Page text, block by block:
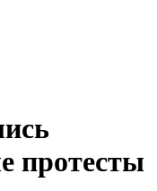
протесты